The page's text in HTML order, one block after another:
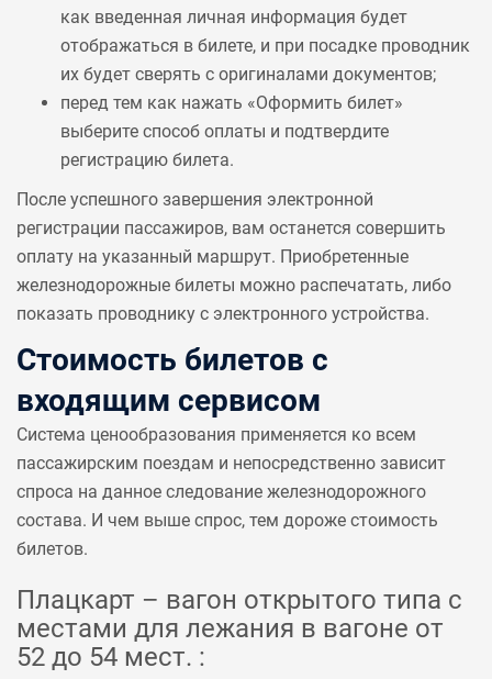
как введенная личная информация будет
отображаться в билете, и при посадке проводник
их будет сверять с оригиналами документов;
перед тем как нажать «Оформить билет»
выберите способ оплаты и подтвердите
регистрацию билета.
После успешного завершения электронной
регистрации пассажиров, вам останется совершить
оплату на указанный маршрут. Приобретенные
железнодорожные билеты можно распечатать, либо
показать проводнику с электронного устройства.
Стоимость билетов с
входящим сервисом
Система ценообразования применяется ко всем
пассажирским поездам и непосредственно зависит
спроса на данное следование железнодорожного
состава. И чем выше спрос, тем дороже стоимость
билетов.
Плацкарт – вагон открытого типа с
местами для лежания в вагоне от
52 до 54 мест. :